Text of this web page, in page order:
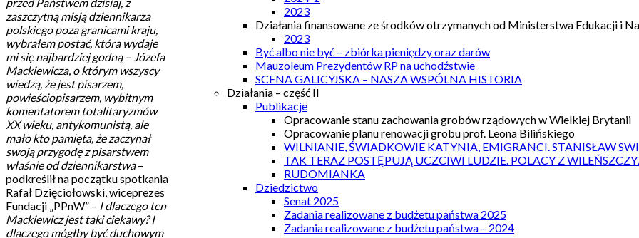
2023
Działania finansowane ze środków otrzymanych od Ministerstwa Edukacji i
2023
Być albo nie być – zbiórka pieniędzy oraz darów
Mauzoleum Prezydentów RP na uchodźstwie
SCENA GALICYJSKA – NASZA WSPÓLNA HISTORIA
Działania – część II
Publikacje
Opracowanie stanu zachowania grobów rządowych w Wielkiej Brytanii
Opracowanie planu renowacji grobu prof. Leona Bilińskiego
WILNIANIE, ŚWIADKOWIE KATYNIA, EMIGRANCI. STANISŁAW
TAK TERAZ POSTĘPUJĄ UCZCIWI LUDZIE. POLACY Z
RUDOMIANKA
Dziedzictwo
Senat 2025
Zadania realizowane z budżetu państwa 2025
Zadania realizowane z budżetu państwa – 2024
zaszczytną misją dziennikarza
polskiego poza granicami kraju,
wybrałem postać, która wydaje
mi się najbardziej godną – Józefa
Mackiewicza, o którym wszyscy
wiedzą, że jest pisarzem,
powieściopisarzem, wybitnym
komentatorem totalitaryzmów
XX wieku, antykomunistą, ale
mało kto pamięta, że zaczynał
swoją przygodę z pisarstwem
właśnie od dziennikarstwa–
podkreślił na początku spotkania
Rafał Dzięciołowski, wiceprezes
Fundacji „PPnW” – I dlaczego ten
Mackiewicz jest taki ciekawy? I
dlaczego mógłby być duchowym